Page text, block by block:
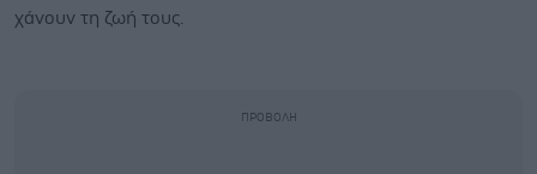
χάνουν τη ζωή τους.